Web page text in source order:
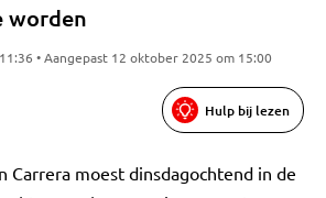
worden
• Aangepast 12 oktober 2025 om 15:00
Hulp bij lezen
Carrera moest dinsdagochtend in de